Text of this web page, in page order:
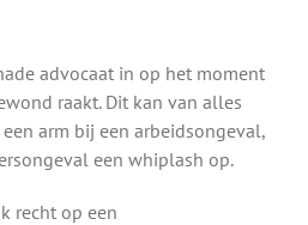
advocaat in op het moment
raakt. Dit kan van alles
arm bij een arbeidsongeval,
een whiplash op.
recht op een